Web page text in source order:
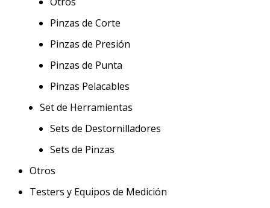
Pinzas de Corte
Pinzas de Presión
Pinzas de Punta
Pinzas Pelacables
Set de Herramientas
Sets de Destornilladores
Sets de Pinzas
Otros
Testers y Equipos de Medición